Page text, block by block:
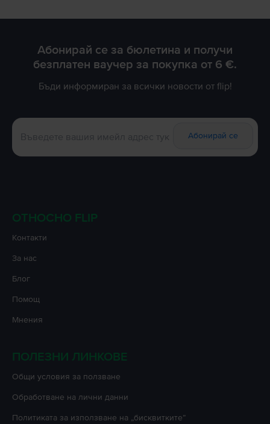
Абонирай се за бюлетина и получи
безплатен ваучер за покупка от 6 €.
Бъди информиран за всички новости от flip!
Абонирай се
ОТНОСНО FLIP
Контакти
За нас
Блог
Помощ
Мнения
ПОЛЕЗНИ ЛИНКОВЕ
Oбщи условия за ползване
Oбработване на лични данни
Политиката за използване на „бисквитките”